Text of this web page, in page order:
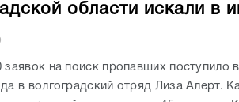
области искали в
заявок на поиск пропавших поступило
в волгоградский отряд Лиза Алерт.